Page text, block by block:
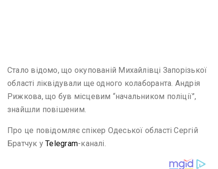
Стало відомо, що окупованій Михайлівці Запорізької
області ліквідували ще одного колаборанта. Андрія
Рижкова, що був місцевим “начальником поліції”,
знайшли повішеним.
Про це повідомляє спікер Одеської області Сергій
Братчук уTelegram-каналі.